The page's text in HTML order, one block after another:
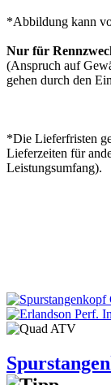
*Abbildung kann
Nur für
(Anspruch auf
gehen durch den
*Die Lieferfristen
Lieferzeiten für
Leistungsumfang).